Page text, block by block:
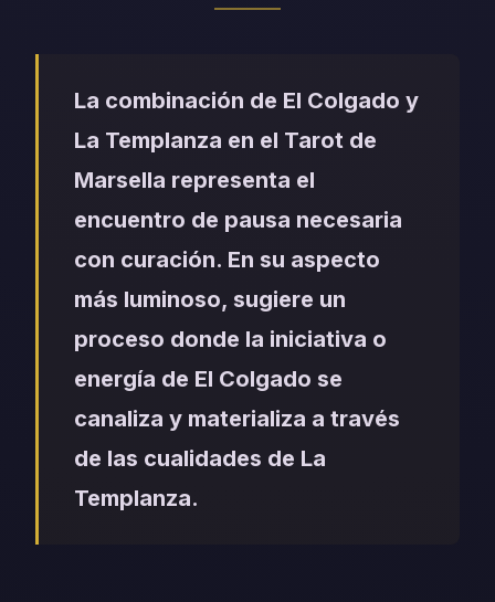
La combinación de El Colgado y
La Templanza en el Tarot de
Marsella representa el
encuentro de pausa necesaria
con curación. En su aspecto
más luminoso, sugiere un
proceso donde la iniciativa o
energía de El Colgado se
canaliza y materializa a través
de las cualidades de La
Templanza.